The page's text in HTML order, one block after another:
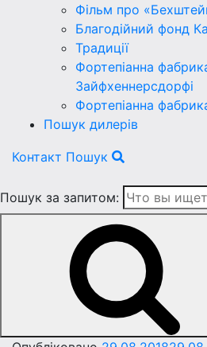
Фільм про
Благодійний фонд
Традиції
Фортепіанна
Зайфхеннерсдорфi
Фортепіанна
Пошук дилерів
Контакт Пошук
Пошук за запитом: